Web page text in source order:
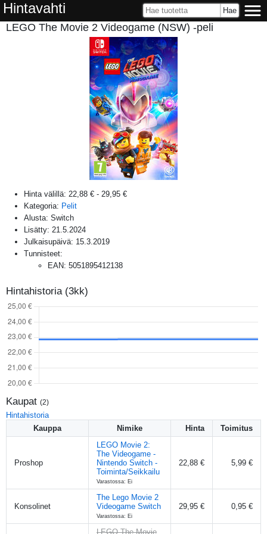
Hintavahti
LEGO The Movie 2 Videogame (NSW) -peli
Hinta välillä: 22,88 € - 29,95 €
Kategoria: Pelit
Alusta: Switch
Lisätty: 21.5.2024
Julkaisupäivä: 15.3.2019
Tunnisteet:
EAN: 5051895412138
Hintahistoria (3kk)
Kaupat (2)
Hintahistoria
Kauppa
Nimike Hinta Toimitus
Proshop
LEGO Movie 2:
The Videogame -
Nintendo Switch -
Toiminta/Seikkailu
Varastossa: Ei
22,88 € 5,99 €
Konsolinet
The Lego Movie 2
Videogame Switch
Varastossa: Ei
29,95 € 0,95 €
LEGO The Movie